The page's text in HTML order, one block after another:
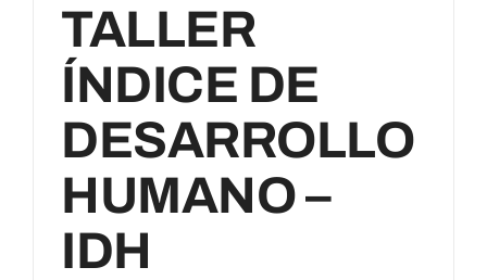
TALLER
ÍNDICE DE
DESARROLLO
HUMANO –
IDH